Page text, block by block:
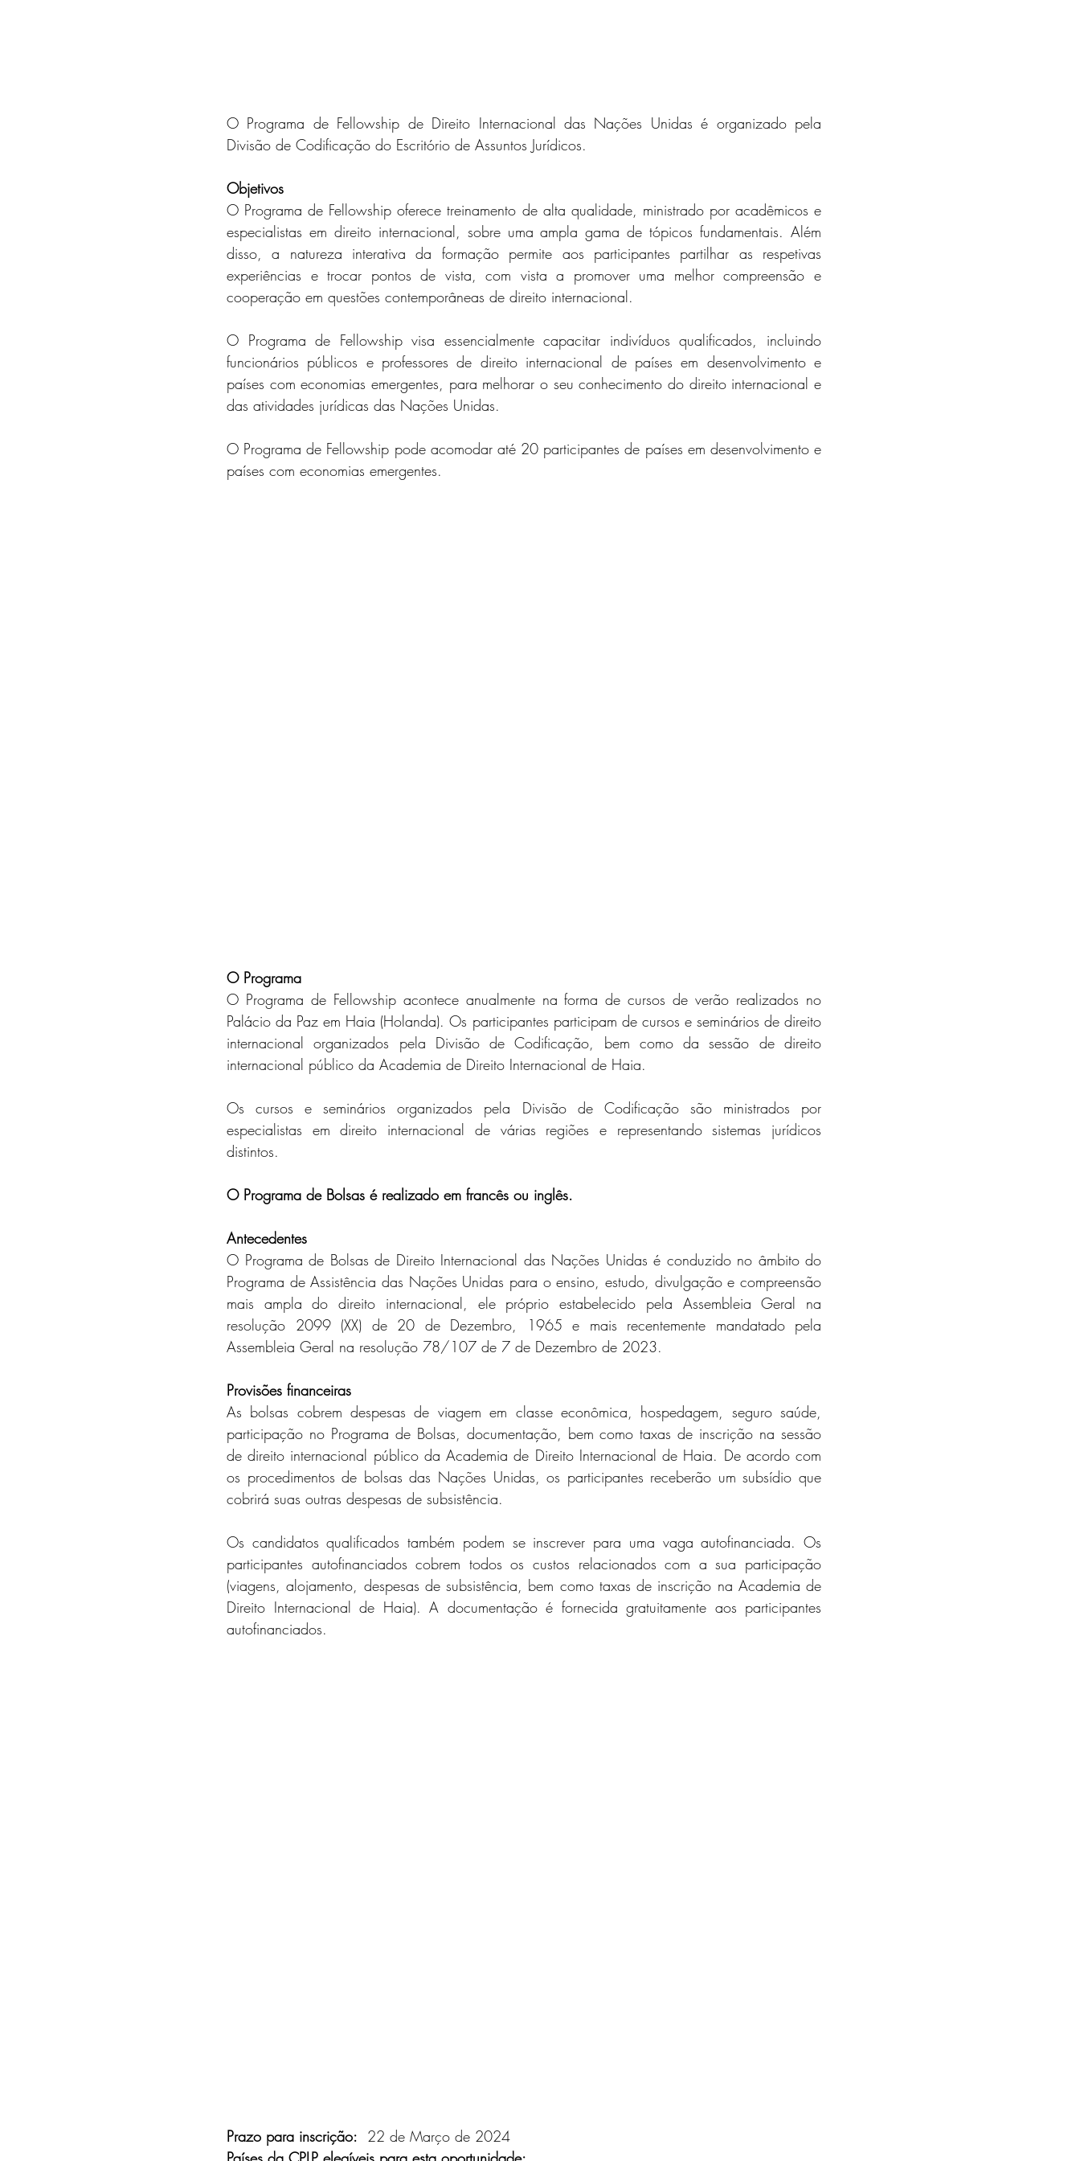
O Programa de Fellowship de Direito Internacional das Nações Unidas é organizado pela
Divisão de Codificação do Escritório de Assuntos Jurídicos.
Objetivos
O Programa de Fellowship oferece treinamento de alta qualidade, ministrado por acadêmicos e
especialistas em direito internacional, sobre uma ampla gama de tópicos fundamentais. Além
disso, a natureza interativa da formação permite aos participantes partilhar as respetivas
experiências e trocar pontos de vista, com vista a promover uma melhor compreensão e
cooperação em questões contemporâneas de direito internacional.
O Programa de Fellowship visa essencialmente capacitar indivíduos qualificados, incluindo
funcionários públicos e professores de direito internacional de países em desenvolvimento e
países com economias emergentes, para melhorar o seu conhecimento do direito internacional e
das atividades jurídicas das Nações Unidas.
O Programa de Fellowship pode acomodar até 20 participantes de países em desenvolvimento e
países com economias emergentes.
O Programa
O Programa de Fellowship acontece anualmente na forma de cursos de verão realizados no
Palácio da Paz em Haia (Holanda). Os participantes participam de cursos e seminários de direito
internacional organizados pela Divisão de Codificação, bem como da sessão de direito
internacional público da Academia de Direito Internacional de Haia.
Os cursos e seminários organizados pela Divisão de Codificação são ministrados por
especialistas em direito internacional de várias regiões e representando sistemas jurídicos
distintos.
O Programa de Bolsas é realizado em francês ou inglês.
Antecedentes
O Programa de Bolsas de Direito Internacional das Nações Unidas é conduzido no âmbito do
Programa de Assistência das Nações Unidas para o ensino, estudo, divulgação e compreensão
mais ampla do direito internacional, ele próprio estabelecido pela Assembleia Geral na
resolução 2099 (XX) de 20 de Dezembro, 1965 e mais recentemente mandatado pela
Assembleia Geral na resolução 78/107 de 7 de Dezembro de 2023.
Provisões financeiras
As bolsas cobrem despesas de viagem em classe econômica, hospedagem, seguro saúde,
participação no Programa de Bolsas, documentação, bem como taxas de inscrição na sessão
de direito internacional público da Academia de Direito Internacional de Haia. De acordo com
os procedimentos de bolsas das Nações Unidas, os participantes receberão um subsídio que
cobrirá suas outras despesas de subsistência.
Os candidatos qualificados também podem se inscrever para uma vaga autofinanciada. Os
participantes autofinanciados cobrem todos os custos relacionados com a sua participação
(viagens, alojamento, despesas de subsistência, bem como taxas de inscrição na Academia de
Direito Internacional de Haia). A documentação é fornecida gratuitamente aos participantes
autofinanciados.
Prazo para inscrição: 22 de Março de 2024